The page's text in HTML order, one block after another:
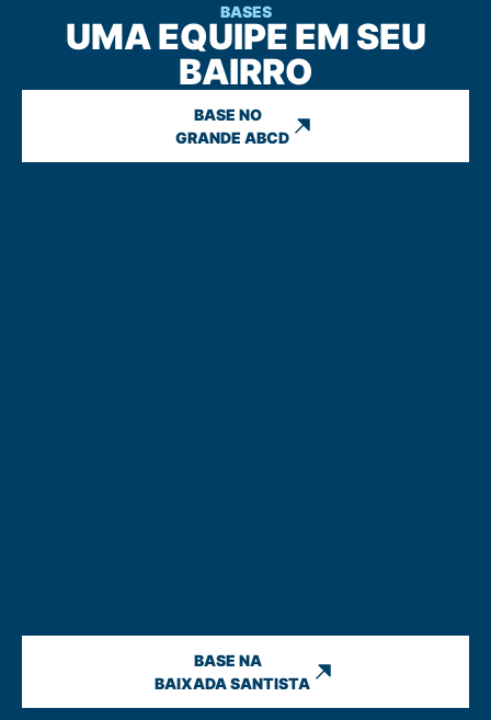
BASES
UMA EQUIPE EM SEU
BAIRRO
BASE NO
GRANDE ABCD
BASE NA
BAIXADA SANTISTA